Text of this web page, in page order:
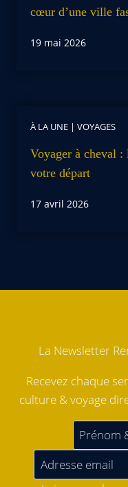
cœur d’une ville
19 mai 2026
À LA UNE | VOYAGES
Voyager à cheval :
votre départ
17 avril 2026
La Newsletter
Recevez chaque
culture & voyage